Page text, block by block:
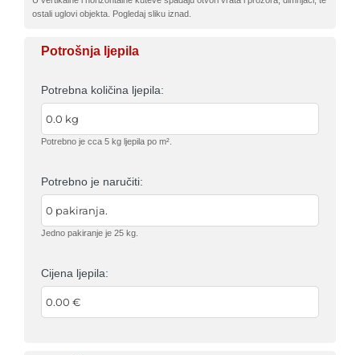
ostali uglovi objekta. Pogledaj sliku iznad.
Potrošnja ljepila
Potrebna količina ljepila:
Potrebno je cca 5 kg ljepila po m².
Potrebno je naručiti:
Jedno pakiranje je 25 kg.
Cijena ljepila: